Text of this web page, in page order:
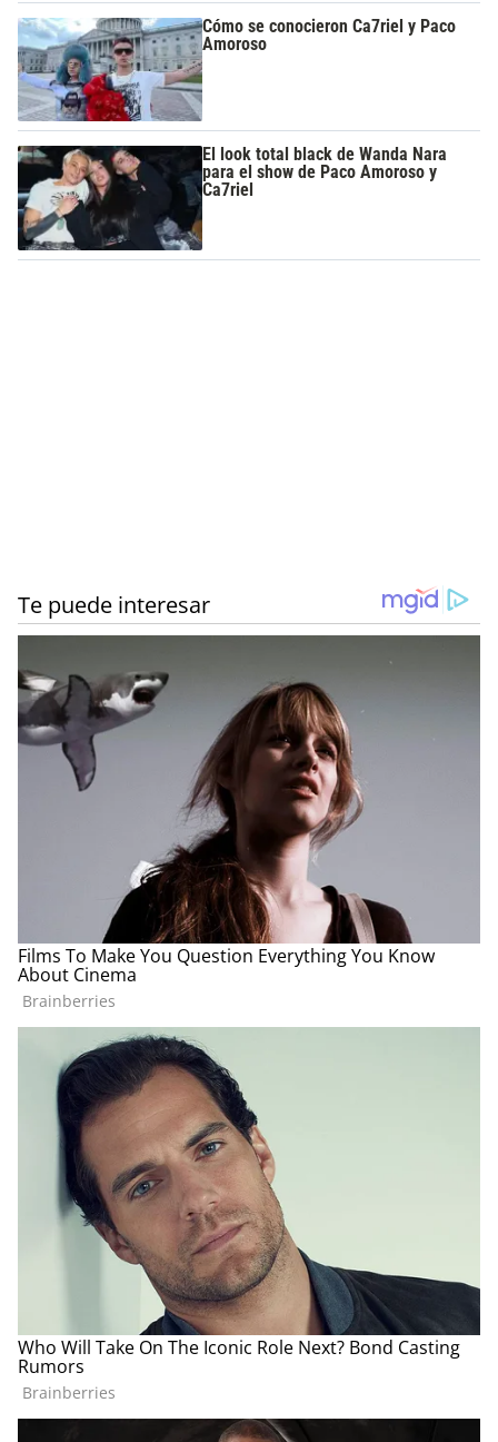
Cómo se conocieron Ca7riel y Paco
Amoroso
El look total black de Wanda Nara
para el show de Paco Amoroso y
Ca7riel